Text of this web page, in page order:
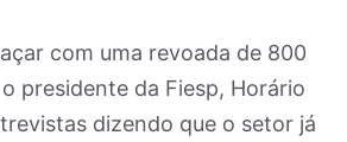
com uma revoada de 800
presidente da Fiesp, Horário
dizendo que o setor já